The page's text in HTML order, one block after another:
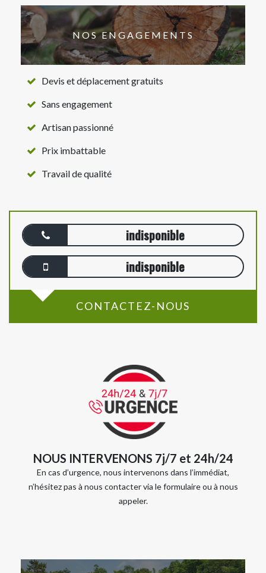
NOS ENGAGEMENTS
Devis et déplacement gratuits
Sans engagement
Artisan passionné
Prix imbattable
Travail de qualité
indisponible
indisponible
CONTACTEZ-NOUS
NOUS INTERVENONS 7j/7 et 24h/24
En cas d’urgence, nous intervenons dans l’immédiat,
n’hésitez pas à nous contacter via le formulaire ou à nous
appeler.